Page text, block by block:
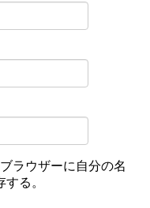
ラウザーに自分の名
る。